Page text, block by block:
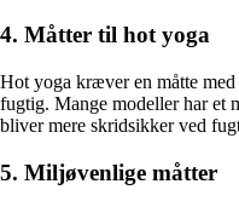
4. Måtter til hot yoga
Hot yoga kræver en måtte
fugtig. Mange modeller har et
bliver mere skridsikker ved
5. Miljøvenlige måtter